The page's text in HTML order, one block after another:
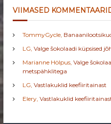
VIIMASED
TommyGycle
LG ,Valge šokolaadi küpsised
Marianne Hölpus ,Valge
metspähklitega
LG ,Vastlakuklid keefiiritainast
Elery ,Vastlakuklid